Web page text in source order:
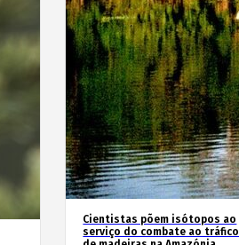
Cientistas põem isótopos ao
serviço do combate ao tráfico